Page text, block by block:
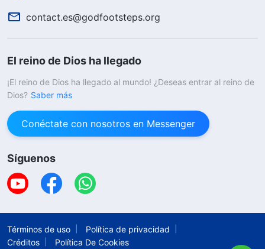
contact.es@godfootsteps.org
El reino de Dios ha llegado
¡El reino de Dios ha llegado al mundo! ¿Deseas entrar al reino de
Dios? Saber más
Conéctate con nosotros en Messenger
Síguenos
Términos de uso
Política de privacidad
Créditos
Política De Cookies